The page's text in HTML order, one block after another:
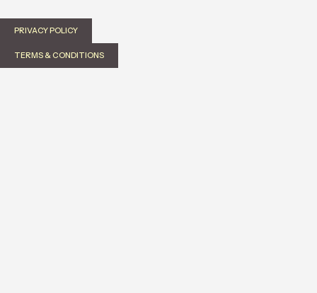
PRIVACY POLICY
TERMS & CONDITIONS